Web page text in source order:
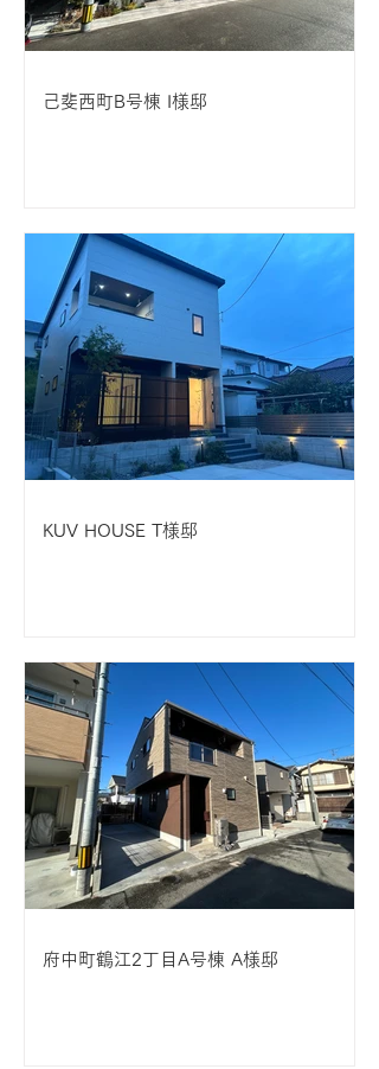
己斐西町B号棟 I様邸
KUV HOUSE T様邸
府中町鶴江2丁目A号棟 A様邸